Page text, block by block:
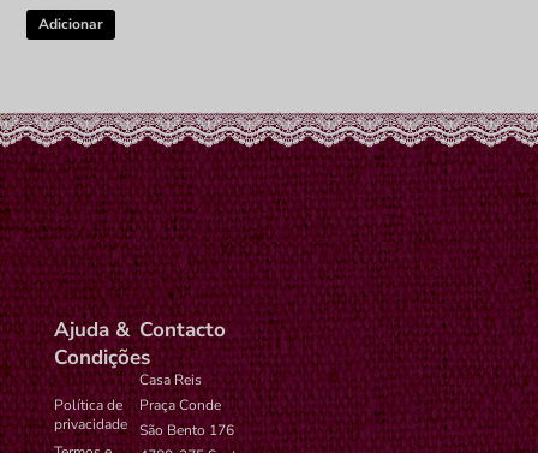
Adicionar
Ajuda &
Condições
Política de
privacidade
Contacto
Casa Reis
Praça Conde
São Bento 176